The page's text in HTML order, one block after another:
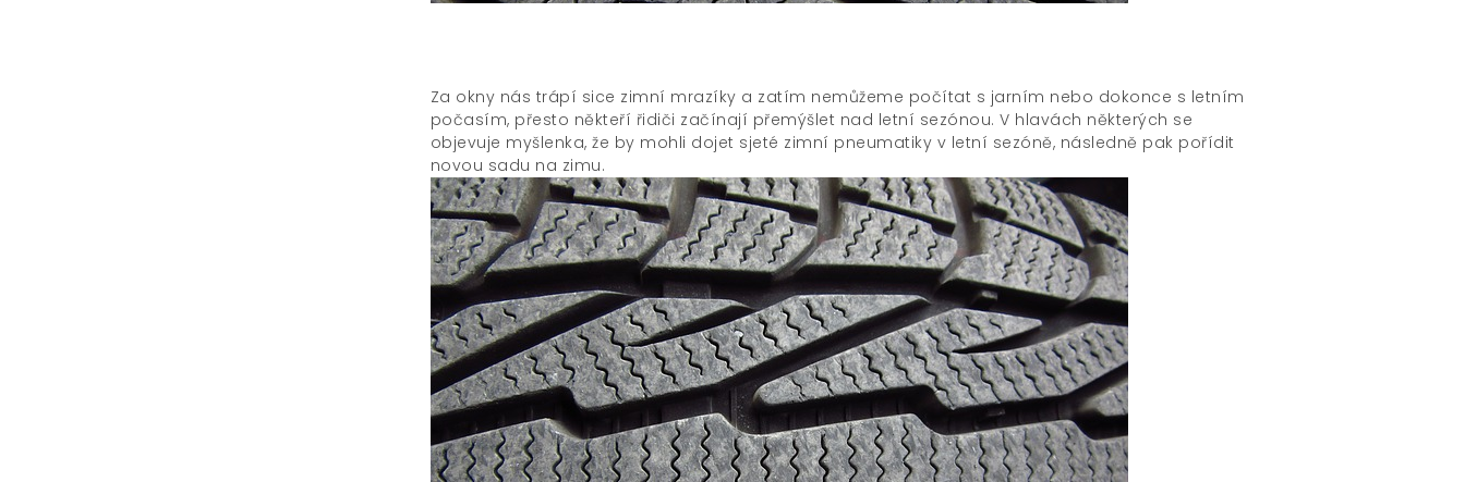
Za okny nás trápí sice zimní mrazíky a zatím nemůžeme počítat s jarním nebo dokonce s letním
počasím, přesto někteří řidiči začínají přemýšlet nad letní sezónou. V hlavách některých se
objevuje myšlenka, že by mohli dojet sjeté zimní pneumatiky v letní sezóně, následně pak pořídit
novou sadu na zimu.